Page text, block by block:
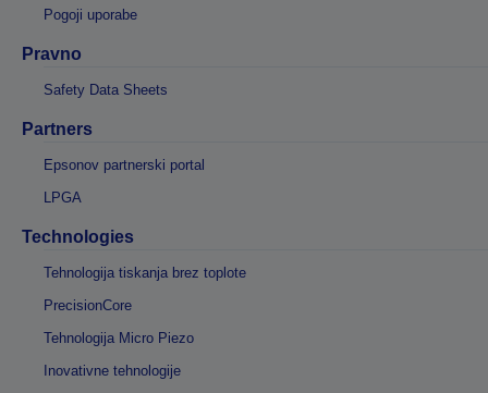
Pogoji uporabe
Pravno
Safety Data Sheets
Partners
Epsonov partnerski portal
LPGA
Technologies
Tehnologija tiskanja brez toplote
PrecisionCore
Tehnologija Micro Piezo
Inovativne tehnologije